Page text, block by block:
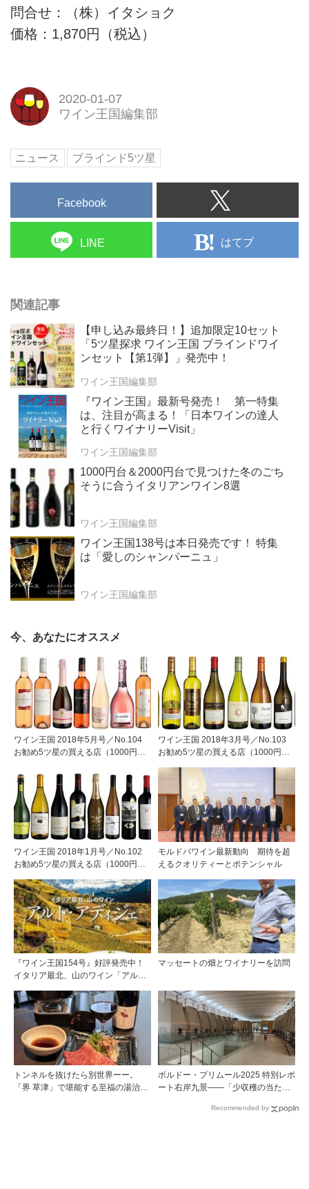
問合せ：（株）イタショク
価格：1,870円（税込）
2020-01-07
ワイン王国編集部
ニュース ブラインド5ツ星
Facebook
LINE はてブ
関連記事
【申し込み最終日！】追加限定10セット
「5ツ星探求 ワイン王国 ブラインドワイ
ンセット【第1弾】」発売中！
ワイン王国編集部
『ワイン王国』最新号発売！ 第一特集
は、注目が高まる！「日本ワインの達人
と行くワイナリーVisit」
ワイン王国編集部
1000円台＆2000円台で見つけた冬のごち
そうに合うイタリアンワイン8選
ワイン王国編集部
ワイン王国138号は本日発売です！ 特集
は「愛しのシャンパーニュ」
ワイン王国編集部
今、あなたにオススメ
ワイン王国 2018年5月号／No.104
お勧め5ツ星の買える店（1000円台
ワイン王国 2018年3月号／No.103
お勧め5ツ星の買える店（1000円台
ワイン王国 2018年1月号／No.102
お勧め5ツ星の買える店（1000円台
イン）
モルドバワイン最新動向 期待を超
えるクオリティーとポテンシャル
『ワイン王国154号』好評発売中！
イタリア最北、山のワイン「アル
エが偏愛するシャンパーニュ」第二
特集「この夏の主役！ ナチュラルな
ロゼワイン」
マッセートの畑とワイナリーを訪問
トンネルを抜けたら別世界ーー。
「界 草津」で堪能する至福の湯治と
ボルドー・プリムール2025 特別レポ
ート右岸九景――「少収穫の当たり
ンテミリオン 有力9シャトー訪問記
Recommended by